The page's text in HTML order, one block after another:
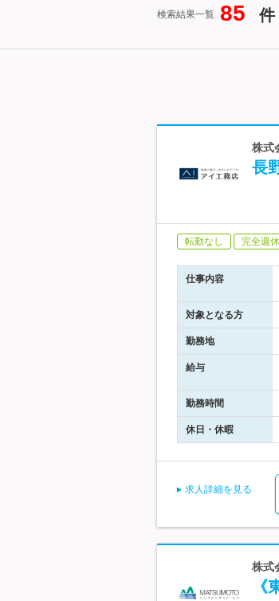
検索結果一覧 85 件
株式
長
転勤なし 完全週
仕事内容
対象となる方
勤務地
給与
勤務時間
休日・休暇
求人詳細を見る
株式